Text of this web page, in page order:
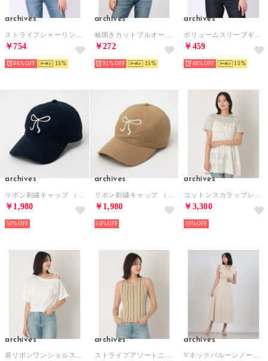
archives
￥754
86% 15
archives
￥272
91% 15
archives
￥459
88% 15
archives
￥1,980
50%
archives
￥1,980
50%
archives
￥3,300
50%
archives archives archives